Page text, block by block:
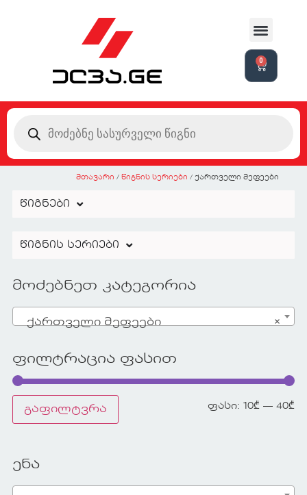
0
მთავარი /წიგნის სერიები / ქართველი მეფეები
წიგნები
წიგნის სერიები
მოძებნეთ კატეგორია
×
ქართველი მეფეები
ფილტრაცია ფასით
გაფილტვრა ფასი:10₾ —40₾
ენა